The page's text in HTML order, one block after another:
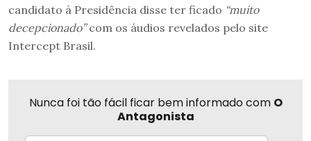
candidato à Presidência disse ter ficado “muito
decepcionado”com os áudios revelados pelo site
Intercept Brasil.
Nunca foi tão fácil ficar bem informado com O
Antagonista